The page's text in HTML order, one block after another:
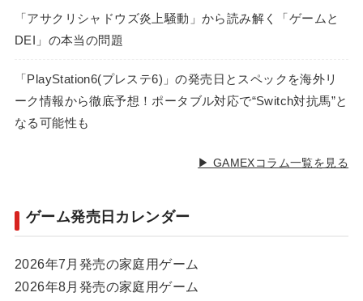
「アサクリシャドウズ炎上騒動」から読み解く「ゲームと
DEI」の本当の問題
「PlayStation6(プレステ6)」の発売日とスペックを海外リ
ーク情報から徹底予想！ポータブル対応で“Switch対抗馬”と
なる可能性も
▶ GAMEXコラム一覧を見る
ゲーム発売日カレンダー
2026年7月発売の家庭用ゲーム
2026年8月発売の家庭用ゲーム